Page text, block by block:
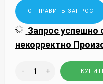
Запрос успешно
некорректно
- +